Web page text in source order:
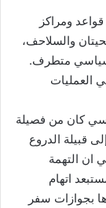
ومراكز
والسلاحف،
سياسي متطرف.
العمليات
كان من فصيلة
قبيلة الدروع
ان التهمة
المستبعد اتهام
بجوازات سفر